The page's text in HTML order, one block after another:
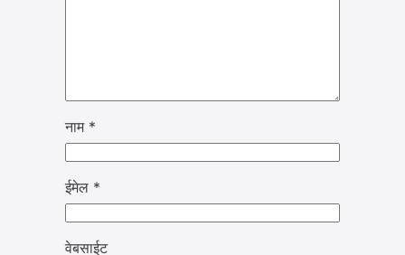
नाम *
ईमेल *
वेबसाईट